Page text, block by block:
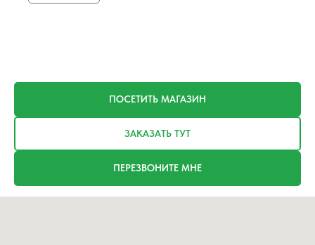
ПОСЕТИТЬ МАГАЗИН
ЗАКАЗАТЬ ТУТ
ПЕРЕЗВОНИТЕ МНЕ